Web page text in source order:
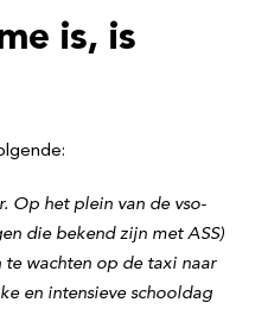
is, is
Op het plein van de vso-
die bekend zijn met ASS)
wachten op de taxi naar
en intensieve schooldag